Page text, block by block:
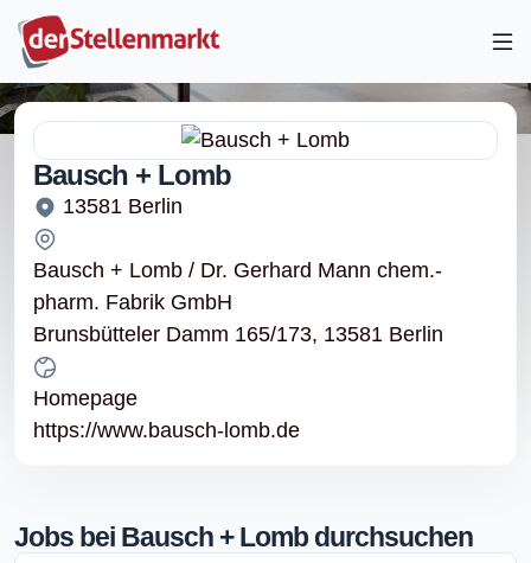
Bausch + Lomb
13581 Berlin
Bausch + Lomb / Dr. Gerhard Mann chem.-
pharm. Fabrik GmbH
Brunsbütteler Damm 165/173, 13581 Berlin
Homepage
https://www.bausch-lomb.de
Jobs bei Bausch + Lomb durchsuchen